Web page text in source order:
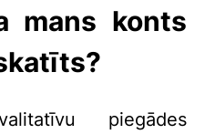
mans konts
piegādes